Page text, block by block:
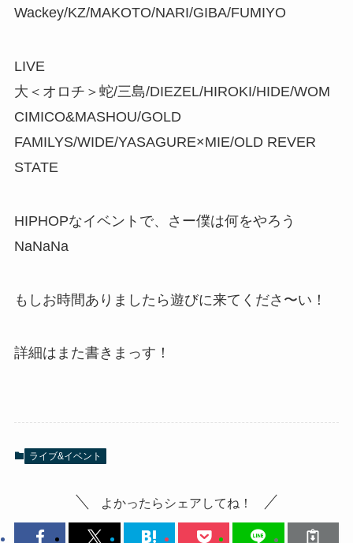
Wackey/KZ/MAKOTO/NARI/GIBA/FUMIYO
LIVE
大＜オロチ＞蛇/三島/DIEZEL/HIROKI/HIDE/WOM
CIMICO&MASHOU/GOLD
FAMILYS/WIDE/YASAGURE×MIE/OLD REVER
STATE
HIPHOPなイベントで、さー僕は何をやろう
NaNaNa
もしお時間ありましたら遊びに来てくださ〜い！
詳細はまた書きまっす！
ライブ&イベント
よかったらシェアしてね！